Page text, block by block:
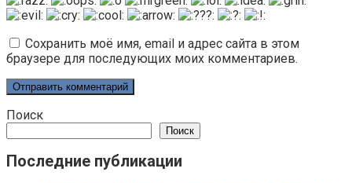
Сохранить моё имя, email и адрес сайта в этом
браузере для последующих моих комментариев.
Поиск
Поиск
Последние публикации